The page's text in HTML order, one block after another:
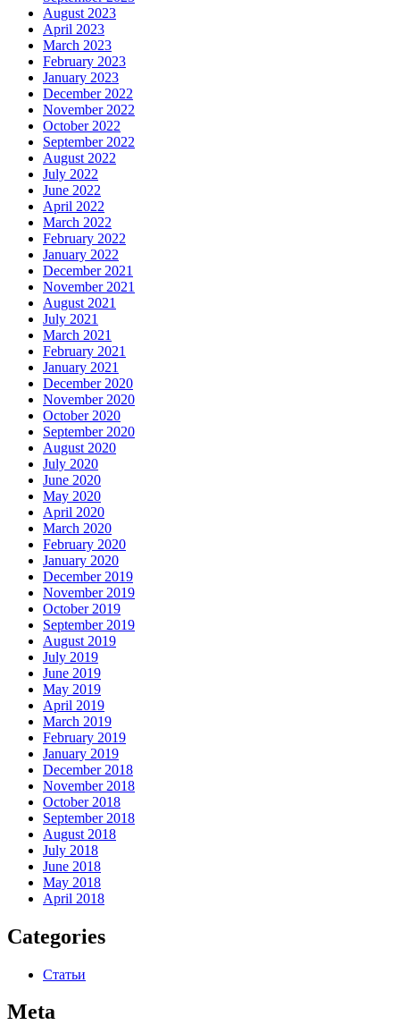
August 2023
April 2023
March 2023
February 2023
January 2023
December 2022
November 2022
October 2022
September 2022
August 2022
July 2022
June 2022
April 2022
March 2022
February 2022
January 2022
December 2021
November 2021
August 2021
July 2021
March 2021
February 2021
January 2021
December 2020
November 2020
October 2020
September 2020
August 2020
July 2020
June 2020
May 2020
April 2020
March 2020
February 2020
January 2020
December 2019
November 2019
October 2019
September 2019
August 2019
July 2019
June 2019
May 2019
April 2019
March 2019
February 2019
January 2019
December 2018
November 2018
October 2018
September 2018
August 2018
July 2018
June 2018
May 2018
April 2018
Categories
Статьи
Meta